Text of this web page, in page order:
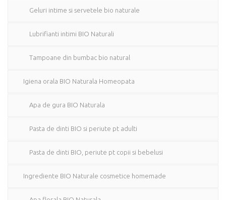
Geluri intime si servetele bio naturale
Lubrifianti intimi BIO Naturali
Tampoane din bumbac bio natural
Igiena orala BIO Naturala Homeopata
Apa de gura BIO Naturala
Pasta de dinti BIO si periute pt adulti
Pasta de dinti BIO, periute pt copii si bebelusi
Ingrediente BIO Naturale cosmetice homemade